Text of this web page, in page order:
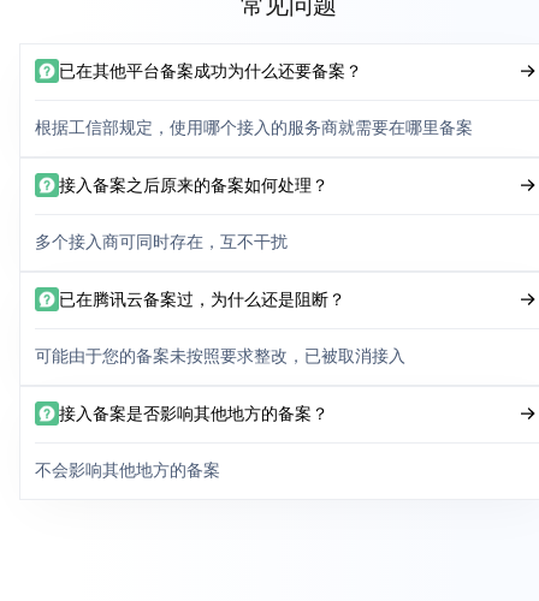
已在其他平台备案成功为什么还要备案？
根据工信部规定，使用哪个接入的服务商就需要在哪里备案
接入备案之后原来的备案如何处理？
多个接入商可同时存在，互不干扰
已在腾讯云备案过，为什么还是阻断？
可能由于您的备案未按照要求整改，已被取消接入
接入备案是否影响其他地方的备案？
不会影响其他地方的备案